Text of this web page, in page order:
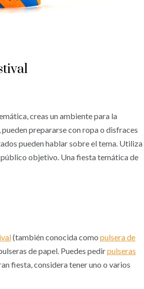
creas un ambiente para la
prepararse con ropa o disfraces
pueden hablar sobre el tema. Utiliza
público objetivo. Una fiesta temática de
(también conocida como pulsera de
de papel. Puedes pedirpulseras
fiesta, considera tener uno o varios